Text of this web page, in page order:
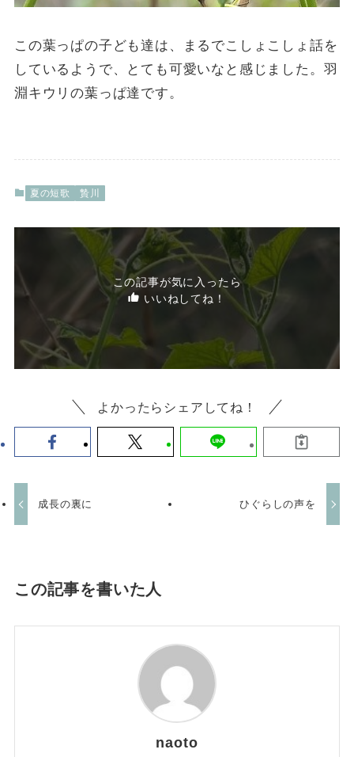
この葉っぱの子ども達は、まるでこしょこしょ話を
しているようで、とても可愛いなと感じました。羽
淵キウリの葉っぱ達です。
夏の短歌 贄川
この記事が気に入ったら
いいねしてね！
よかったらシェアしてね！
成長の裏に ひぐらしの声を
この記事を書いた人
naoto